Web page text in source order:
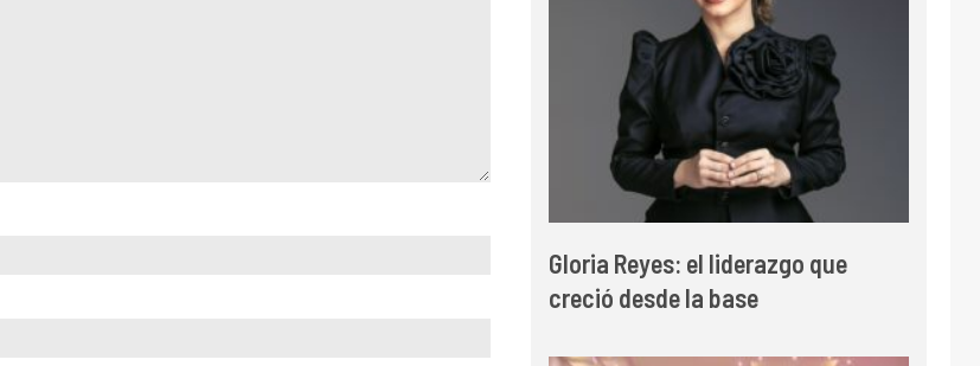
Gloria Reyes: el liderazgo que
creció desde la base